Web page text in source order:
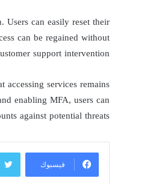
can easily reset their
can be regained without
support intervention.
accessing services remains
enabling MFA, users can
against potential threats.
فيسبوك